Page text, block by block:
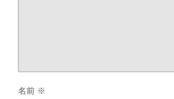
名前 ※